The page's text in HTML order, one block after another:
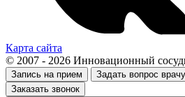
Карта сайта
© 2007 - 2026 Инновационный
Запись на прием Задать вопрос врачу
Заказать звонок